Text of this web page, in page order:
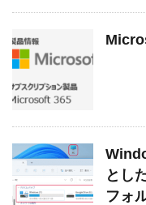
とし
フォ